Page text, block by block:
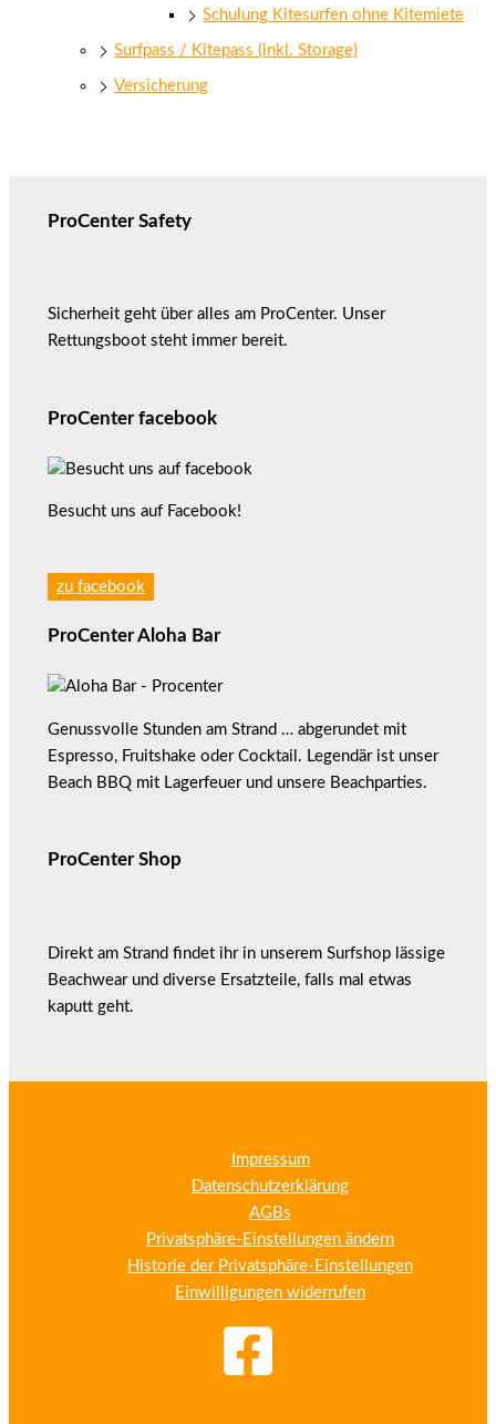
Schulung Kitesurfen ohne Kitemiete
Surfpass / Kitepass (inkl. Storage)
Versicherung
ProCenter Safety
Sicherheit geht über alles am ProCenter. Unser
Rettungsboot steht immer bereit.
ProCenter facebook
Besucht uns auf Facebook!
zu facebook
ProCenter Aloha Bar
Genussvolle Stunden am Strand … abgerundet mit
Espresso, Fruitshake oder Cocktail. Legendär ist unser
Beach BBQ mit Lagerfeuer und unsere Beachparties.
ProCenter Shop
Direkt am Strand findet ihr in unserem Surfshop lässige
Beachwear und diverse Ersatzteile, falls mal etwas
kaputt geht.
Impressum
Datenschutzerklärung
AGBs
Privatsphäre-Einstellungen ändern
Historie der Privatsphäre-Einstellungen
Einwilligungen widerrufen